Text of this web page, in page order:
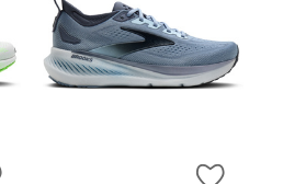
ZUR WUNSCHLISTE HINZUFÜGEN
ZUR